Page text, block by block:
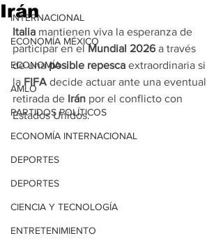
INTERNACIONAL
ECONOMÍA MÉXICO
ECONOMÍA
AMLO
PARTIDOS POLÍTICOS
ECONOMÍA INTERNACIONAL
DEPORTES
DEPORTES
CIENCIA Y TECNOLOGÍA
ENTRETENIMIENTO
Irán
Italia mantienen viva la esperanza de
participar en el Mundial 2026 a través
de una posible repesca extraordinaria si
la FIFA decide actuar ante una eventual
retirada de Irán por el conflicto con
Estados Unidos.